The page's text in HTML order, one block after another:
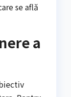
se află
a